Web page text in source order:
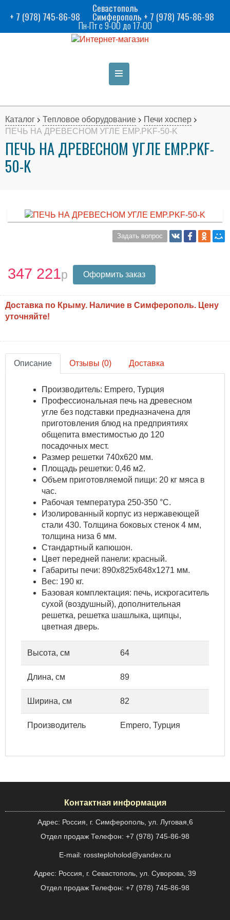
Севастополь
+ 7 (978) 745-86-98 Симферополь + 7 (978) 745-86-98
Пн-Пт с 9-00 до 17-00
Каталог Тепловое оборудование
Печи хоспер
ПЕЧЬ НА ДРЕВЕСНОМ УГЛЕ EMP.PKF-50-K
ПЕЧЬ НА ДРЕВЕСНОМ УГЛЕ EMP.PKF-
50-K
Задать вопрос
347 221 Оформить заказ
Доставка по Крыму. Наличие в Симферополь. Цену
уточняйте!
Описание Отзывы (0) Доставка
Производитель: Empero, Турция
Профессиональная печь на древесном
угле без подставки предназначена для
приготовления блюд на предприятиях
общепита вместимостью до 120
посадочных мест.
Размер решетки 740х620 мм.
Площадь решетки: 0,46 м2.
Объем приготовляемой пищи: 20 кг мяса в
час.
Рабочая температура 250-350 °C.
Изолированный корпус из нержавеющей
стали 430. Толщина боковых стенок 4 мм,
толщина низа 6 мм.
Стандартный капюшон.
Цвет передней панели: красный.
Габариты печи: 890х825х648х1271 мм.
Вес: 190 кг.
Базовая комплектация: печь, искрогаситель
сухой (воздушный), дополнительная
решетка, решетка шашлыка, щипцы,
цветная дверь.
Высота, см 64
Длина, см 89
Ширина, см 82
Производитель Empero, Турция
Контактная информация
Адрес: Россия, г. Симферополь, ул. Луговая,6
Отдел продаж Телефон: +7 (978) 745-86-98
E-mail: rossteploholod@yandex.ru
Адрес: Россия, г. Севастополь, ул. Суворова, 39
Отдел продаж Телефон: +7 (978) 745-86-98